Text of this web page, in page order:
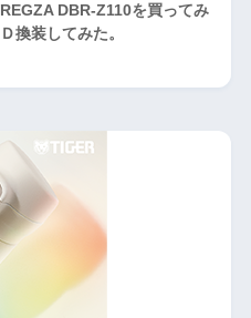
DBR-Z110を買ってみ
換装してみた。